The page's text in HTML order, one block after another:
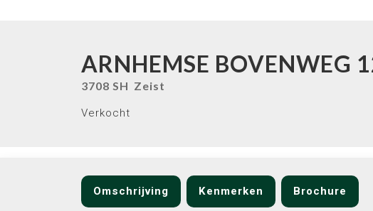
ARNHEMSE BOVENWEG
3708 SH Zeist
Verkocht
Omschrijving Kenmerken Brochure